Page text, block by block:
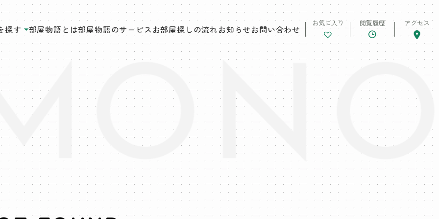
探す 部屋物語とは部屋物語のサービス お部屋探しの流れお知らせお問い合わせ
お気に入り 閲覧履歴 アクセス